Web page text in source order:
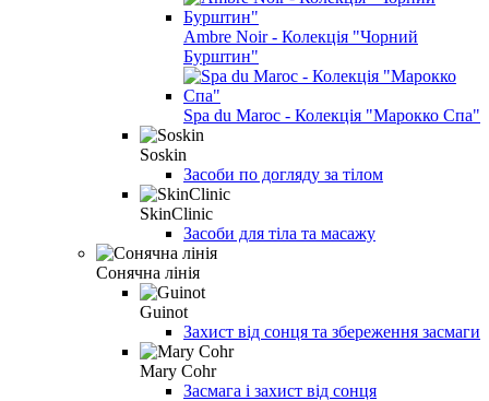
Ambre Noir - Колекція "Чорний
Бурштин"
Spa du Maroc - Колекція "Марокко Спа"
Soskin
Засоби по догляду за тілом
SkinClinic
Засоби для тіла та масажу
Сонячна лінія
Guinot
Захист від сонця та збереження засмаги
Mary Cohr
Засмага і захист від сонця